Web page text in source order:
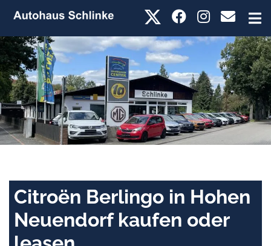
Citroën Berlingo in Hohen
Neuendorf kaufen oder